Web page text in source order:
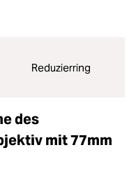
Reduzierring
des
mit 77mm